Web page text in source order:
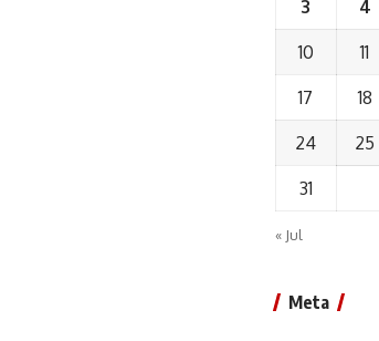
3 4
10 11
17 18
24 25
31
« Jul
Meta